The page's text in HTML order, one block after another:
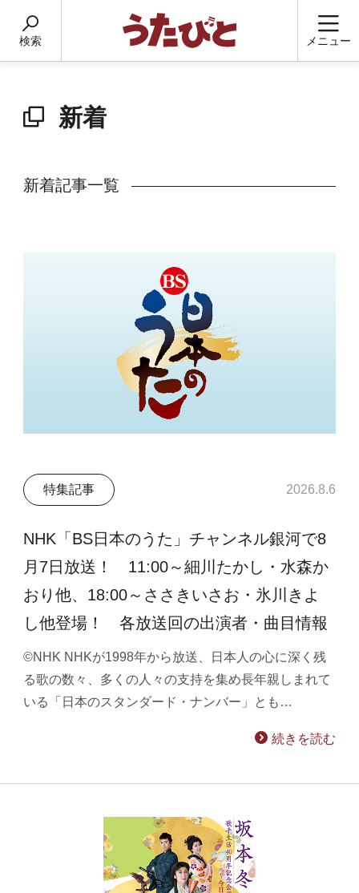
検索 メニュー
新着
新着記事一覧
特集記事 2026.8.6
NHK「BS日本のうた」チャンネル銀河で8
月7日放送！ 11:00～細川たかし・水森か
おり他、18:00～ささきいさお・氷川きよ
し他登場！ 各放送回の出演者・曲目情報
©NHK NHKが1998年から放送、日本人の心に深く残
る歌の数々、多くの人々の支持を集め長年親しまれて
いる「日本のスタンダード・ナンバー」とも…
続きを読む